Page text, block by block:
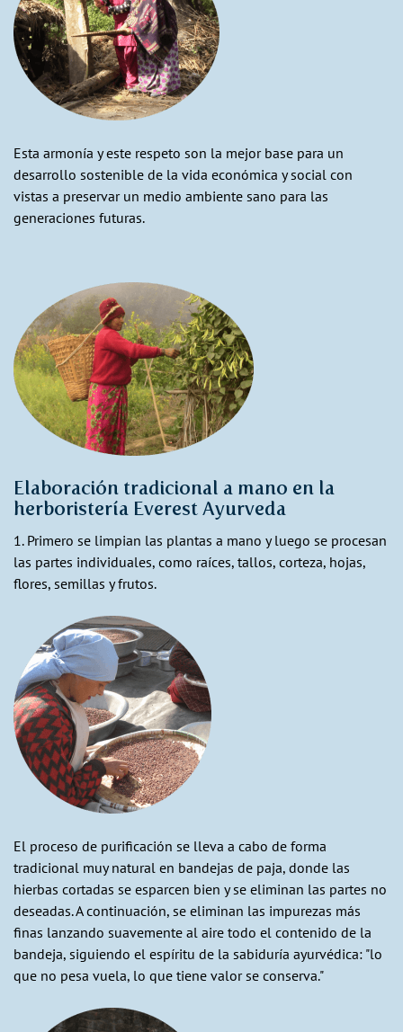
Esta armonía y este respeto son la mejor base para un
desarrollo sostenible de la vida económica y social con
vistas a preservar un medio ambiente sano para las
generaciones futuras.
Elaboración tradicional a mano en la
herboristería Everest Ayurveda
1. Primero se limpian las plantas a mano y luego se procesan
las partes individuales, como raíces, tallos, corteza, hojas,
flores, semillas y frutos.
El proceso de purificación se lleva a cabo de forma
tradicional muy natural en bandejas de paja, donde las
hierbas cortadas se esparcen bien y se eliminan las partes no
deseadas. A continuación, se eliminan las impurezas más
finas lanzando suavemente al aire todo el contenido de la
bandeja, siguiendo el espíritu de la sabiduría ayurvédica: "lo
que no pesa vuela, lo que tiene valor se conserva."